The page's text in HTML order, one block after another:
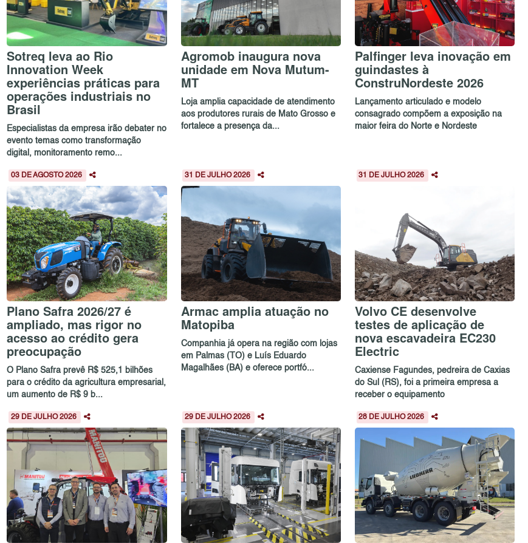
Sotreq leva ao Rio
Innovation Week
experiências práticas para
operações industriais no
Brasil
Especialistas da empresa irão debater no
evento temas como transformação
digital, monitoramento remo...
Agromob inaugura nova
unidade em Nova Mutum-
MT
Loja amplia capacidade de atendimento
aos produtores rurais de Mato Grosso e
fortalece a presença da...
Palfinger leva inovação em
guindastes à
ConstruNordeste 2026
Lançamento articulado e modelo
consagrado compõem a exposição na
maior feira do Norte e Nordeste
03 DE AGOSTO 2026
Plano Safra 2026/27 é
ampliado, mas rigor no
acesso ao crédito gera
preocupação
O Plano Safra prevê R$ 525,1 bilhões
para o crédito da agricultura empresarial,
um aumento de R$ 9 b...
31 DE JULHO 2026
Armac amplia atuação no
Matopiba
Companhia já opera na região com lojas
em Palmas (TO) e Luís Eduardo
Magalhães (BA) e oferece portfó...
31 DE JULHO 2026
Volvo CE desenvolve
testes de aplicação de
nova escavadeira EC230
Electric
Caxiense Fagundes, pedreira de Caxias
do Sul (RS), foi a primeira empresa a
receber o equipamento
29 DE JULHO 2026 29 DE JULHO 2026 28 DE JULHO 2026